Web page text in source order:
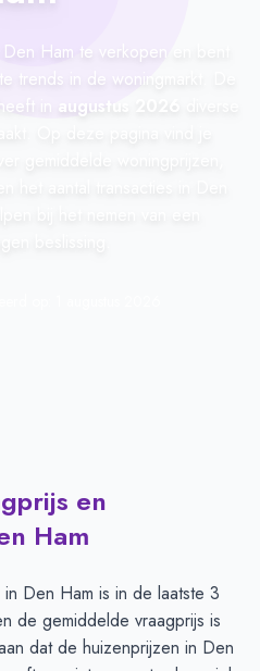
Ham te verkopen en bent
trends in de woningmarkt. De
in augustus 2026
en
Ham
Den Ham is in de laatste 3
de gemiddelde vraagprijs is
dat de huizenprijzen in Den